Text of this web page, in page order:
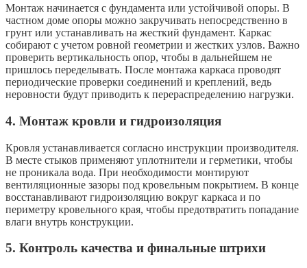
Монтаж начинается с фундамента или устойчивой опоры. В
частном доме опоры можно закручивать непосредственно в
грунт или устанавливать на жесткий фундамент. Каркас
собирают с учетом ровной геометрии и жестких узлов. Важно
проверить вертикальность опор, чтобы в дальнейшем не
пришлось переделывать. После монтажа каркаса проводят
периодические проверки соединений и креплений, ведь
неровности будут приводить к перераспределению нагрузки.
4. Монтаж кровли и гидроизоляция
Кровля устанавливается согласно инструкции производителя.
В месте стыков применяют уплотнители и герметики, чтобы
не проникала вода. При необходимости монтируют
вентиляционные зазоры под кровельным покрытием. В конце
восстанавливают гидроизоляцию вокруг каркаса и по
периметру кровельного края, чтобы предотвратить попадание
влаги внутрь конструкции.
5. Контроль качества и финальные штрихи